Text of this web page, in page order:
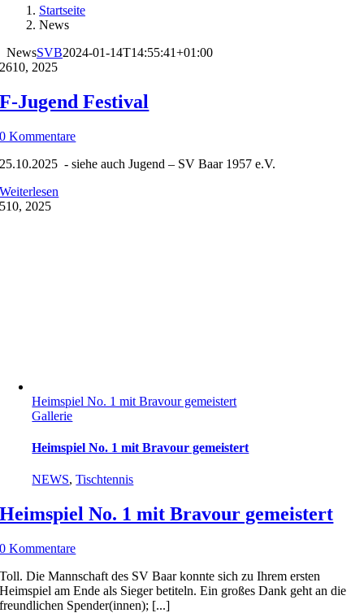
Startseite
News
NewsSVB2024-01-14T14:55:41+01:00
2610, 2025
F-Jugend Festival
0 Kommentare
25.10.2025 - siehe auch Jugend – SV Baar 1957 e.V.
Weiterlesen
510, 2025
Heimspiel No. 1 mit Bravour gemeistert
Gallerie
Heimspiel No. 1 mit Bravour gemeistert
NEWS,Tischtennis
Heimspiel No. 1 mit Bravour gemeistert
0 Kommentare
Toll. Die Mannschaft des SV Baar konnte sich zu Ihrem ersten
Heimspiel am Ende als Sieger betiteln. Ein großes Dank geht an die
freundlichen Spender(innen); [...]